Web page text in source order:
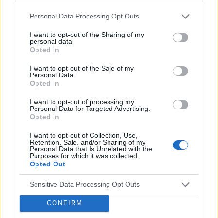
Personal Data Processing Opt Outs
I want to opt-out of the Sharing of my
personal data.
Opted In
I want to opt-out of the Sale of my
Personal Data.
Opted In
I want to opt-out of processing my
Personal Data for Targeted Advertising.
Opted In
I want to opt-out of Collection, Use,
Retention, Sale, and/or Sharing of my
Personal Data that Is Unrelated with the
Purposes for which it was collected.
Opted Out
Sensitive Data Processing Opt Outs
CONFIRM
może boleć i rzeczywiście zaczął. I to dość
nie, to też boli, ale nie tak bardzo. Wcześniej
miałem problemy z pieczeniem kręgosłupa, ale
jakby przeszło. Może nie do końca (chyba), ale
teraz bol przeniósł się na zupełnie inne miejsce i
Wypustki co to może być
Część na przedniej części pochwy mam od
dawna takie wypustki, teraz zauważyłam że
jeden jest czerwony boki torche jak dotkne co to
może być ?
POWIĄZANE
Tematy zdrowie
zdrowe odżywianie styl życia
Reklama: